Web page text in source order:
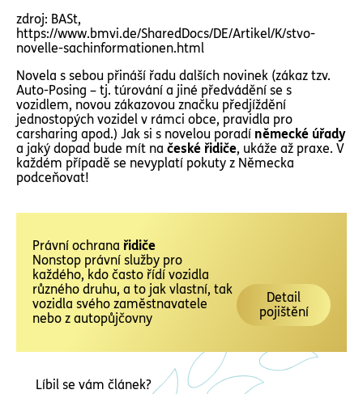
zdroj: BASt,
https://www.bmvi.de/SharedDocs/DE/Artikel/K/stvo-
novelle-sachinformationen.html
Novela s sebou přináší řadu dalších novinek (zákaz tzv.
Auto-Posing – tj. túrování a jiné předvádění se s
vozidlem, novou zákazovou značku předjíždění
jednostopých vozidel v rámci obce, pravidla pro
carsharing apod.) Jak si s novelou poradí německé úřady
a jaký dopad bude mít na české řidiče, ukáže až praxe. V
každém případě se nevyplatí pokuty z Německa
podceňovat!
Právní ochrana řidiče
Nonstop právní služby pro
každého, kdo často řídí vozidla
různého druhu, a to jak vlastní, tak
vozidla svého zaměstnavatele
nebo z autopůjčovny
Detail
pojištění
Líbil se vám článek?